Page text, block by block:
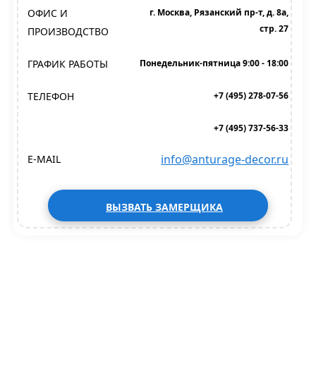
ОФИС И
ПРОИЗВОДСТВО
г. Москва, Рязанский пр-т, д. 8а,
стр. 27
ГРАФИК РАБОТЫ Понедельник-пятница 9:00 - 18:00
ТЕЛЕФОН +7 (495) 278-07-56
+7 (495) 737-56-33
E-MAIL info@anturage-decor.ru
ВЫЗВАТЬ ЗАМЕРЩИКА